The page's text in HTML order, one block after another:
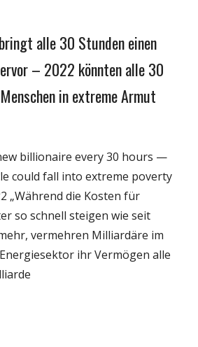
alle 30 Stunden einen
– 2022 könnten alle 30
in extreme Armut
billionaire every 30 hours —
could fall into extreme poverty
„Während die Kosten für
so schnell steigen wie seit
vermehren Milliardäre im
ihr Vermögen alle